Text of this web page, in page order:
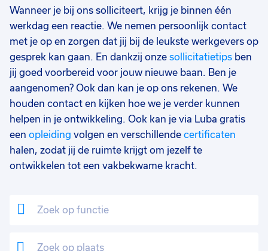
Wanneer je bij ons solliciteert, krijg je binnen één
werkdag een reactie. We nemen persoonlijk contact
met je op en zorgen dat jij bij de leukste werkgevers op
gesprek kan gaan. En dankzij onze sollicitatietips ben
jij goed voorbereid voor jouw nieuwe baan. Ben je
aangenomen? Ook dan kan je op ons rekenen. We
houden contact en kijken hoe we je verder kunnen
helpen in je ontwikkeling. Ook kan je via Luba gratis
een opleiding volgen en verschillende certificaten
halen, zodat jij de ruimte krijgt om jezelf te
ontwikkelen tot een vakbekwame kracht.